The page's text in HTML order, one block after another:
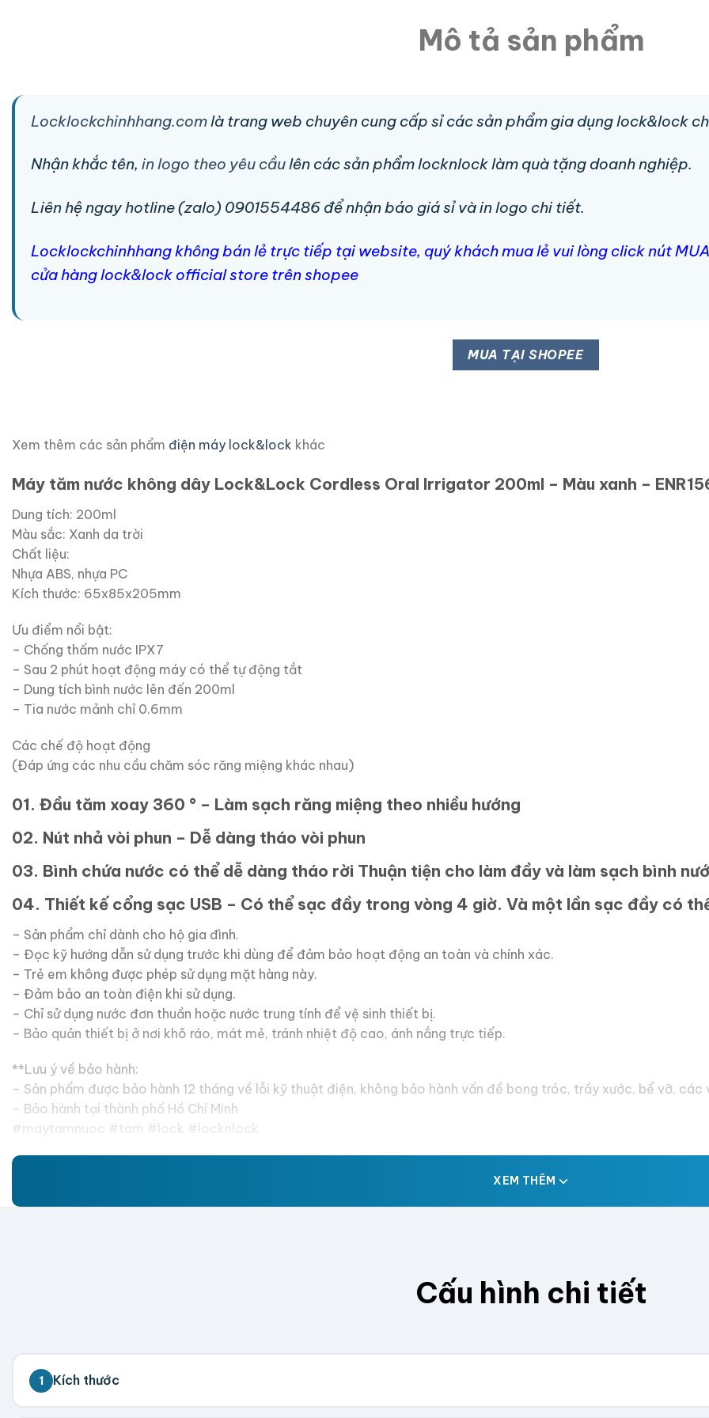
Mô tả sản phẩm
Locklockchinhhang.com là trang web chuyên cung cấp sỉ các sản phẩm gia dụng lock&lock
Nhận khắc tên, in logo theo yêu cầulên các sản phẩm locknlock làm quà tặng doanh nghiệp.
Liên hệ ngay hotline (zalo) 0901554486 để nhận báo giá sỉ và in logo chi tiết.
Locklockchinhhang không bán lẻ trực tiếp tại website, quý khách mua lẻ vui lòng click nút
cửa hàng lock&lock official store trên shopee
MUA TẠI SHOPEE
Xem thêm các sản phẩm điện máy lock&lock khác
Máy tăm nước không dây Lock&Lock Cordless Oral Irrigator 200ml – Màu xanh –
Dung tích: 200ml
Màu sắc: Xanh da trời
Chất liệu:
Nhựa ABS, nhựa PC
Kích thước: 65x85x205mm
Ưu điểm nổi bật:
– Chống thấm nước IPX7
– Sau 2 phút hoạt động máy có thể tự động tắt
– Dung tích bình nước lên đến 200ml
– Tia nước mảnh chỉ 0.6mm
Các chế độ hoạt động
(Đáp ứng các nhu cầu chăm sóc răng miệng khác nhau)
01. Đầu tăm xoay 360 ° – Làm sạch răng miệng theo nhiều hướng
02. Nút nhả vòi phun – Dễ dàng tháo vòi phun
03. Bình chứa nước có thể dễ dàng tháo rời Thuận tiện cho làm đầy và làm sạch bình
04. Thiết kế cổng sạc USB – Có thể sạc đầy trong vòng 4 giờ. Và một lần sạc đầy có
– Sản phẩm chỉ dành cho hộ gia đình.
– Đọc kỹ hướng dẫn sử dụng trước khi dùng để đảm bảo hoạt động an toàn và chính xác.
– Trẻ em không được phép sử dụng mặt hàng này.
– Đảm bảo an toàn điện khi sử dụng.
– Chỉ sử dụng nước đơn thuần hoặc nước trung tính để vệ sinh thiết bị.
– Bảo quản thiết bị ở nơi khô ráo, mát mẻ, tránh nhiệt độ cao, ánh nắng trực tiếp.
**Lưu ý về bảo hành:
– Sản phẩm được bảo hành 12 tháng về lỗi kỹ thuật điện, không bảo hành vấn đề bong tróc, trầy xước, bể vỡ, các
– Bảo hành tại thành phố Hồ Chí Minh
#maytamnuoc #tam #lock #locknlock
XEM THÊM
Cấu hình chi tiết
1 Kích thước